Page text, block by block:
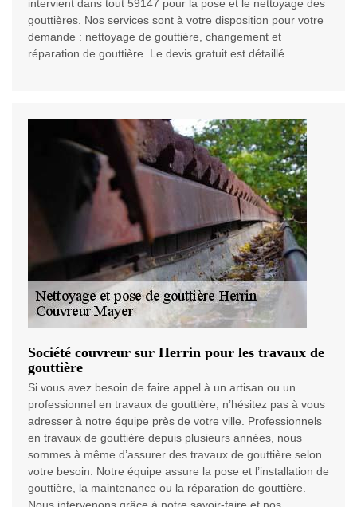
intervient dans tout 59147 pour la pose et le nettoyage des
gouttières. Nos services sont à votre disposition pour votre
demande : nettoyage de gouttière, changement et
réparation de gouttière. Le devis gratuit est détaillé.
Société couvreur sur Herrin pour les travaux de
gouttière
Si vous avez besoin de faire appel à un artisan ou un
professionnel en travaux de gouttière, n’hésitez pas à vous
adresser à notre équipe près de votre ville. Professionnels
en travaux de gouttière depuis plusieurs années, nous
sommes à même d’assurer des travaux de gouttière selon
votre besoin. Notre équipe assure la pose et l’installation de
gouttière, la maintenance ou la réparation de gouttière.